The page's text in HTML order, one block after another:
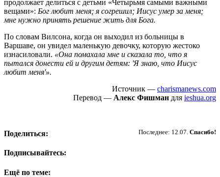
продолжает делиться с детьми «Четырьмя самыми важными
вещами»: Бог любит меня; я согрешил; Иисус умер за меня;
мне нужно принять решение жить для Бога.
По словам Вилсона, когда он выходил из больницы в
Варшаве, он увидел маленькую девочку, которую жестоко
изнасиловали. «Она помахала мне и сказала то, что я
пытался донести ей и другим детям: 'Я знаю, что Иисус
любит меня'».
Источник — charismanews.com
Перевод — Алекс Фишман для ieshua.org
Последнее: 12.07. Спасибо!
Поделиться:
Подписывайтесь:
Ещё по теме: